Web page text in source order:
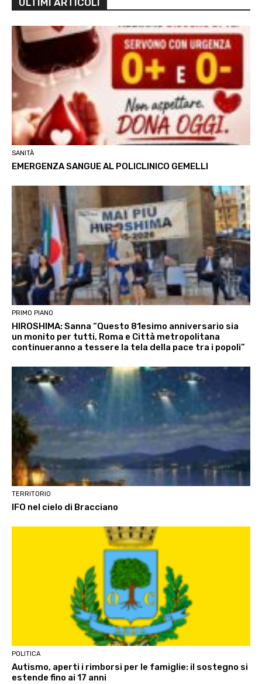
ULTIMI ARTICOLI
SANITÀ
EMERGENZA SANGUE AL POLICLINICO GEMELLI
PRIMO PIANO
HIROSHIMA: Sanna “Questo 81esimo anniversario sia
un monito per tutti, Roma e Città metropolitana
continueranno a tessere la tela della pace tra i popoli”
TERRITORIO
IFO nel cielo di Bracciano
POLITICA
Autismo, aperti i rimborsi per le famiglie: il sostegno si
estende fino ai 17 anni